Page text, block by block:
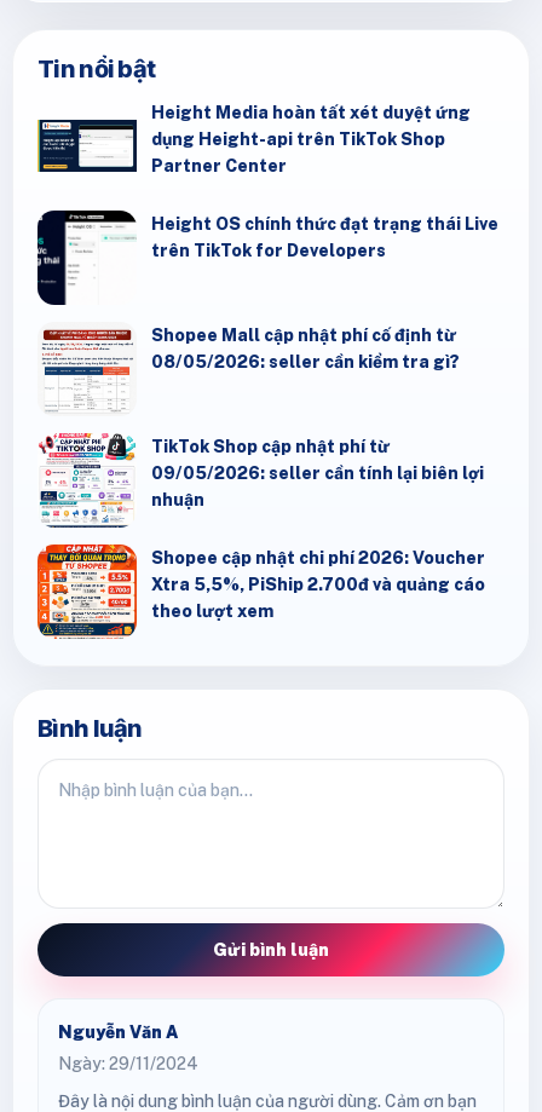
Tin nổi bật
Height Media hoàn tất xét duyệt ứng
dụng Height-api trên TikTok Shop
Partner Center
Height OS chính thức đạt trạng thái Live
trên TikTok for Developers
Shopee Mall cập nhật phí cố định từ
08/05/2026: seller cần kiểm tra gì?
TikTok Shop cập nhật phí từ
09/05/2026: seller cần tính lại biên lợi
nhuận
Shopee cập nhật chi phí 2026: Voucher
Xtra 5,5%, PiShip 2.700đ và quảng cáo
theo lượt xem
Bình luận
Gửi bình luận
Nguyễn Văn A
Ngày: 29/11/2024
Đây là nội dung bình luận của người dùng. Cảm ơn bạn